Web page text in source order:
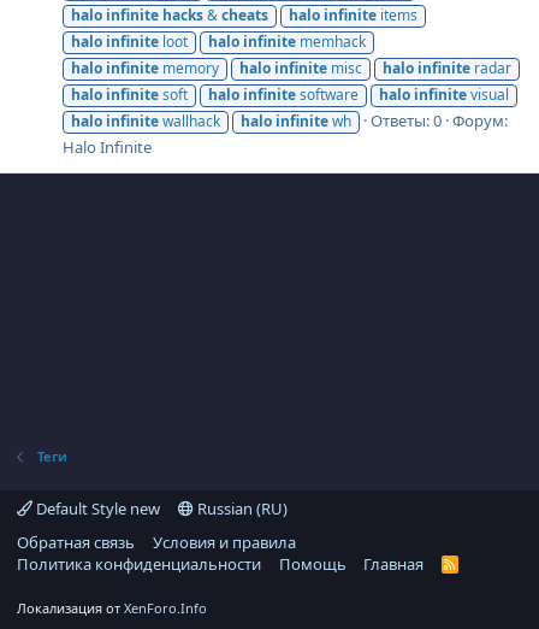
halo infinite hacks&cheats halo infinite items
halo infinite loot halo infinite memhack
halo infinite memory halo infinite misc halo infinite radar
halo infinitesoft halo infinitesoftware halo infinitevisual
halo infinitewallhack halo infinitewh Ответы: 0 Форум:
Halo Infinite
Теги
Default Style new
Russian (RU)
Обратная связь
Условия и правила
Политика конфиденциальности
Помощь Главная
R
Локализация от XenForo.Info